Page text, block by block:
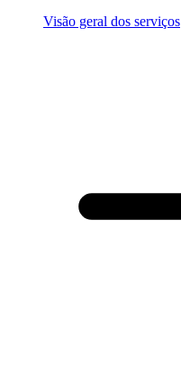
Visão geral dos serviços